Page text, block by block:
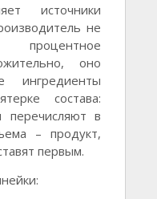
источники
не
процентное
оно
ингредиенты
состава:
перечисляют в
– продукт,
первым.